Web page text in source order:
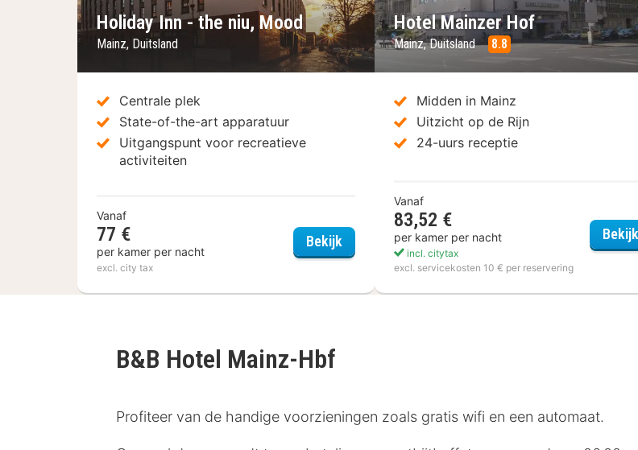
Holiday Inn - the niu, Mood
Mainz, Duitsland
Centrale plek
State-of-the-art apparatuur
Uitgangspunt voor recreatieve
activiteiten
Vanaf
77 €
per kamer per nacht
excl. city tax
BekijkHoliday Inn - the niu, Mood
Hotel Mainzer Hof
Mainz, Duitsland 8.8
Midden in Mainz
Uitzicht op de Rijn
24-uurs receptie
Vanaf
83,52 €
per kamer per nacht
incl. citytax
excl. servicekosten 10 € per reservering
Bekijk
B&B Hotel Mainz-Hbf
Profiteer van de handige voorzieningen zoals gratis wifi en een automaat.